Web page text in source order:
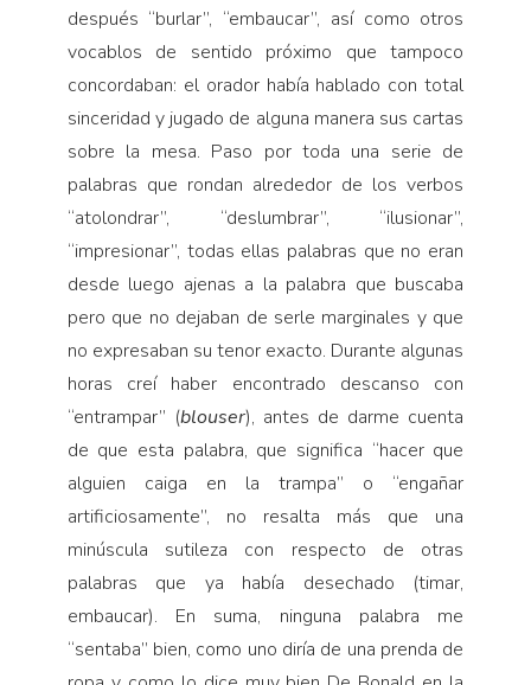
después “burlar”, “embaucar”, así como otros
vocablos de sentido próximo que tampoco
concordaban: el orador había hablado con total
sinceridad y jugado de alguna manera sus cartas
sobre la mesa. Paso por toda una serie de
palabras que rondan alrededor de los verbos
“atolondrar”, “deslumbrar”, “ilusionar”,
“impresionar”, todas ellas palabras que no eran
desde luego ajenas a la palabra que buscaba
pero que no dejaban de serle marginales y que
no expresaban su tenor exacto. Durante algunas
horas creí haber encontrado descanso con
“entrampar” (blouser), antes de darme cuenta
de que esta palabra, que significa “hacer que
alguien caiga en la trampa” o “engañar
artificiosamente”, no resalta más que una
minúscula sutileza con respecto de otras
palabras que ya había desechado (timar,
embaucar). En suma, ninguna palabra me
“sentaba” bien, como uno diría de una prenda de